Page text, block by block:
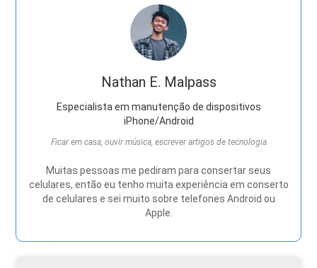
Nathan E. Malpass
Especialista em manutenção de dispositivos
iPhone/Android
Ficar em casa, ouvir música, escrever artigos de tecnologia
Muitas pessoas me pediram para consertar seus
celulares, então eu tenho muita experiência em conserto
de celulares e sei muito sobre telefones Android ou
Apple.